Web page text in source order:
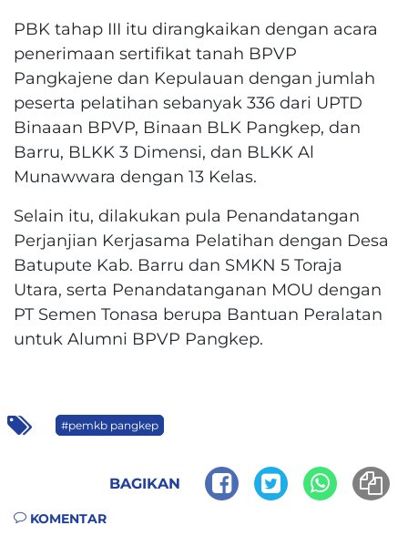
PBK tahap III itu dirangkaikan dengan acara
penerimaan sertifikat tanah BPVP
Pangkajene dan Kepulauan dengan jumlah
peserta pelatihan sebanyak 336 dari UPTD
Binaaan BPVP, Binaan BLK Pangkep, dan
Barru, BLKK 3 Dimensi, dan BLKK Al
Munawwara dengan 13 Kelas.
Selain itu, dilakukan pula Penandatangan
Perjanjian Kerjasama Pelatihan dengan Desa
Batupute Kab. Barru dan SMKN 5 Toraja
Utara, serta Penandatanganan MOU dengan
PT Semen Tonasa berupa Bantuan Peralatan
untuk Alumni BPVP Pangkep.
#pemkb pangkep
BAGIKAN
KOMENTAR